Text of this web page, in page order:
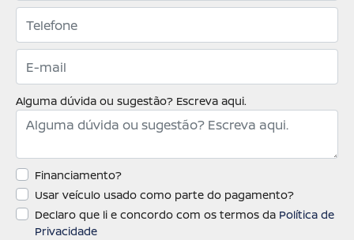
Alguma dúvida ou sugestão? Escreva aqui.
Financiamento?
Usar veículo usado como parte do pagamento?
Declaro que li e concordo com os termos da Política de
Privacidade